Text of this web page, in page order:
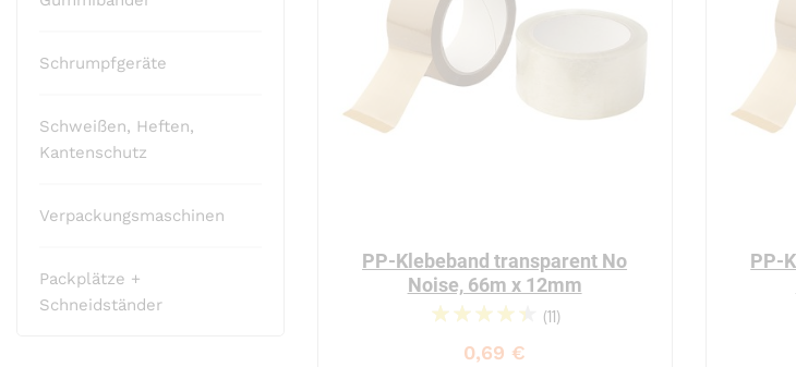
Schrumpfgeräte
Schweißen, Heften,
Kantenschutz
Verpackungsmaschinen
Packplätze +
Schneidständer
PP-Klebeband transparent No
Noise, 66m x 12mm
92%
(11)
0,69 €
PP-